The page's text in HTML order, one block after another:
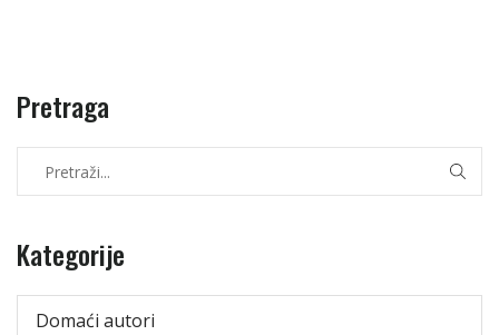
Pretraga
Kategorije
Domaći autori